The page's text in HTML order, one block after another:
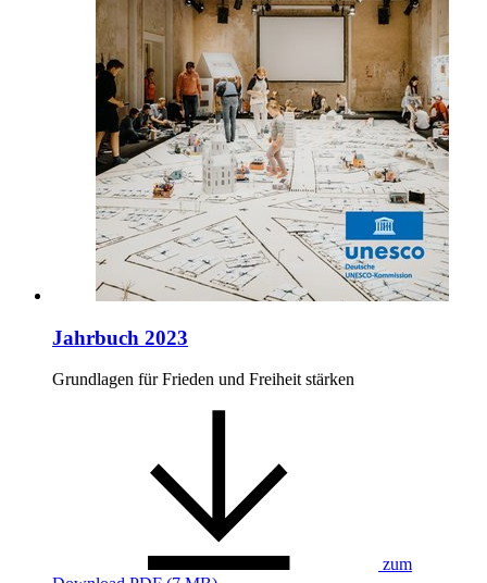
Jahrbuch 2023
Grundlagen für Frieden und Freiheit stärken
zum